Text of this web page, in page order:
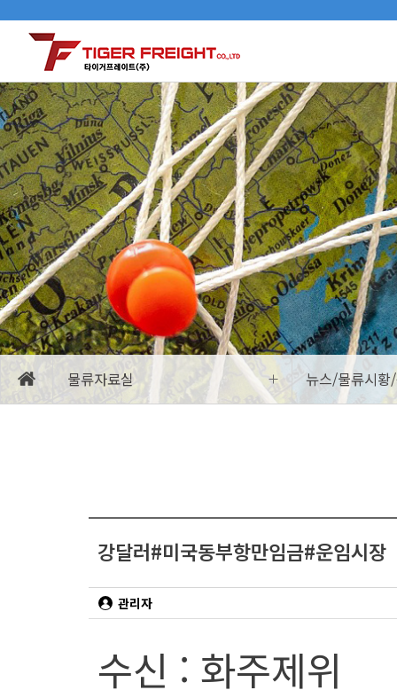
물류자료실 뉴스/물류시황
강달러#미국동부항만임금#운임시장
관리자
수신 : 화주제위